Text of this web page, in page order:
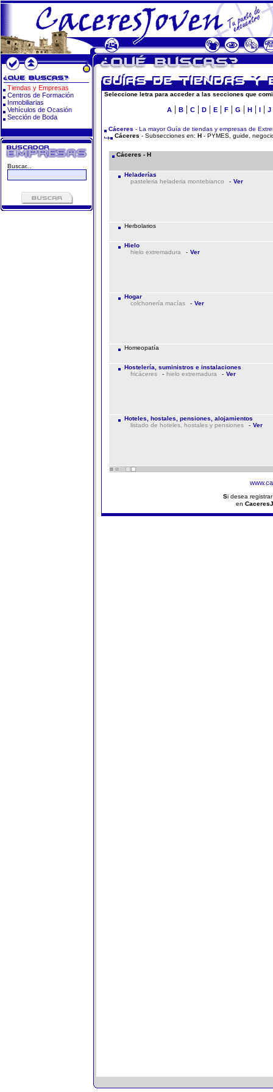
Tiendas y Empresas
Centros de Formación
Inmobiliarias
Vehículos de Ocasión
Sección de Boda
Buscar...
Seleccione letra para acceder a las secciones que
A| B| C| D| E| F| G | H| I| J
Cáceres - La mayor Guía de tiendas y empresas de
Cáceres - Subsecciones en: H - PYMES, guide,
Cáceres - H
Heladerías
pasteleria heladeria montebianco
- Ver
Herbolarios
Hielo
hielo extremadura
- Ver
Hogar
colchonería macías
- Ver
Homeopatía
Hostelería, suministros e instalaciones
fricáceres
- hielo extremadura - Ver
Hoteles, hostales, pensiones, alojamientos
listado de hoteles, hostales y pensiones
- Ver
Si desea
en